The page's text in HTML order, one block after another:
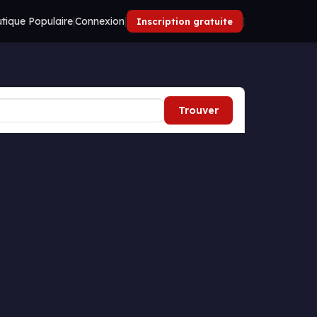
Populaire|Connexion| Inscription gratuite |
Trouver